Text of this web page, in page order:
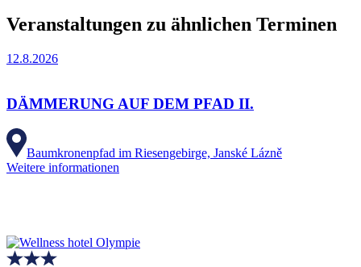
Veranstaltungen zu ähnlichen Terminen
12.8.2026
DÄMMERUNG AUF DEM PFAD II.
Baumkronenpfad im Riesengebirge, Janské Lázně
Weitere informationen